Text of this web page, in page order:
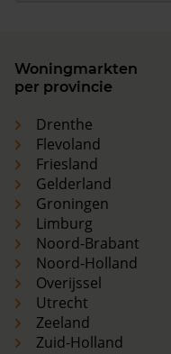
Woningmarkten
per provincie
Drenthe
Flevoland
Friesland
Gelderland
Groningen
Limburg
Noord-Brabant
Noord-Holland
Overijssel
Utrecht
Zeeland
Zuid-Holland